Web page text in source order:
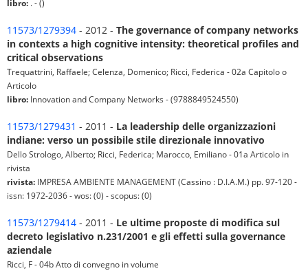
libro: . - ()
11573/1279394 - 2012 - The governance of company networks
in contexts a high cognitive intensity: theoretical profiles and
critical observations
Trequattrini, Raffaele; Celenza, Domenico; Ricci, Federica - 02a Capitolo o
Articolo
libro: Innovation and Company Networks - (9788849524550)
11573/1279431 - 2011 - La leadership delle organizzazioni
indiane: verso un possibile stile direzionale innovativo
Dello Strologo, Alberto; Ricci, Federica; Marocco, Emiliano - 01a Articolo in
rivista
rivista: IMPRESA AMBIENTE MANAGEMENT (Cassino : D.I.A.M.) pp. 97-120 -
issn: 1972-2036 - wos: (0) - scopus: (0)
11573/1279414 - 2011 - Le ultime proposte di modifica sul
decreto legislativo n.231/2001 e gli effetti sulla governance
aziendale
Ricci, F - 04b Atto di convegno in volume